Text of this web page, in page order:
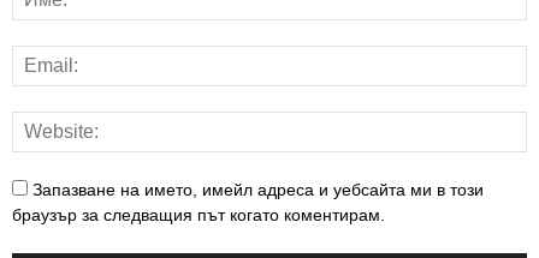
Запазване на името, имейл адреса и уебсайта ми в този
браузър за следващия път когато коментирам.